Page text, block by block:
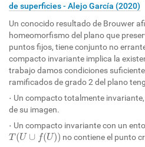
de superficies - Alejo García (2020)
Un conocido resultado de Brouwer
homeomorfismo del plano que
puntos fijos, tiene conjunto no
compacto invariante implica la
trabajo damos condiciones
ramificados de grado 2 del plano
⋅⋅ Un compacto totalmente
de su imagen.
⋅⋅ Un compacto invariante con un
T (U ∪ f(U))
T(U∪f(U)) no contiene el punto